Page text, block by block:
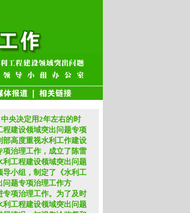
央决定用2年左右的时
程建设领域突出问题专项
部高度重视水利工作建设
项治理工作，成立了陈雷
利工程建设领域突出问题
导小组，制定了《水利工
问题专项治理工作方
专项治理工作。为了及时
利工程建设领域突出问题